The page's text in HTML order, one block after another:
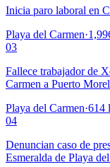
Inicia paro laboral en
Playa del Carmen·
03
Fallece trabajador de
Carmen a Puerto
Playa del Carmen·614
04
Denuncian caso de
Esmeralda de Playa